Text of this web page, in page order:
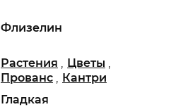
Растения , Цветы ,
Прованс , Кантри
Флизелин
Гладкая